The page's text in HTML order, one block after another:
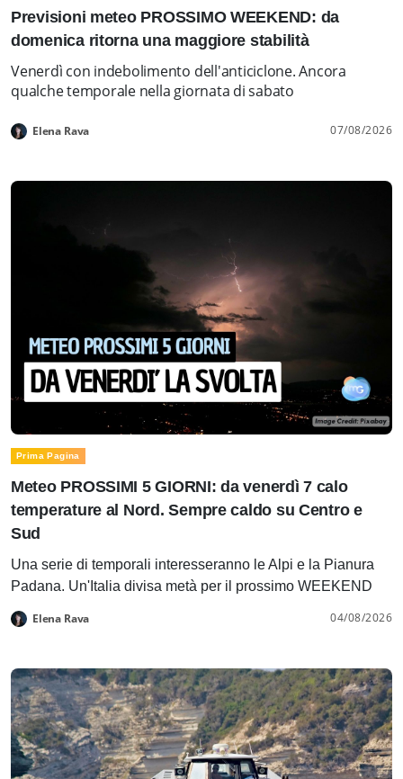
Previsioni meteo PROSSIMO WEEKEND: da
domenica ritorna una maggiore stabilità
Venerdì con indebolimento dell'anticiclone. Ancora
qualche temporale nella giornata di sabato
Elena Rava 07/08/2026
Prima Pagina
Meteo PROSSIMI 5 GIORNI: da venerdì 7 calo
temperature al Nord. Sempre caldo su Centro e
Sud
Una serie di temporali interesseranno le Alpi e la Pianura
Padana. Un'Italia divisa metà per il prossimo WEEKEND
Elena Rava 04/08/2026